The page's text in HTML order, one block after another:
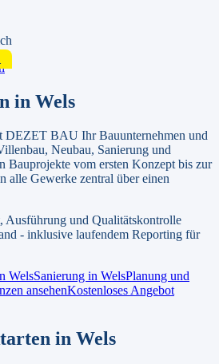
in Wels
DEZET BAU Ihr Bauunternehmen und
Neubau, Sanierung und
Bauprojekte vom ersten Konzept bis zur
alle Gewerke zentral über einen
Ausführung und Qualitätskontrolle
- inklusive laufendem Reporting für
WelsSanierung in WelsPlanung und
ansehenKostenloses Angebot
in Wels